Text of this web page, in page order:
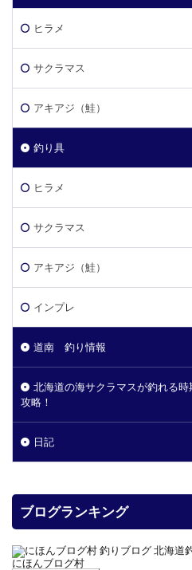
ヒラメ
サクラマス
アキアジ（鮭）
釣り具
ヒラメ
サクラマス
アキアジ（鮭）
インプレ
道南 釣り情報
北海道の海サクラマスが釣れる
攻略！
日記
ブログランキング
にほんブログ村